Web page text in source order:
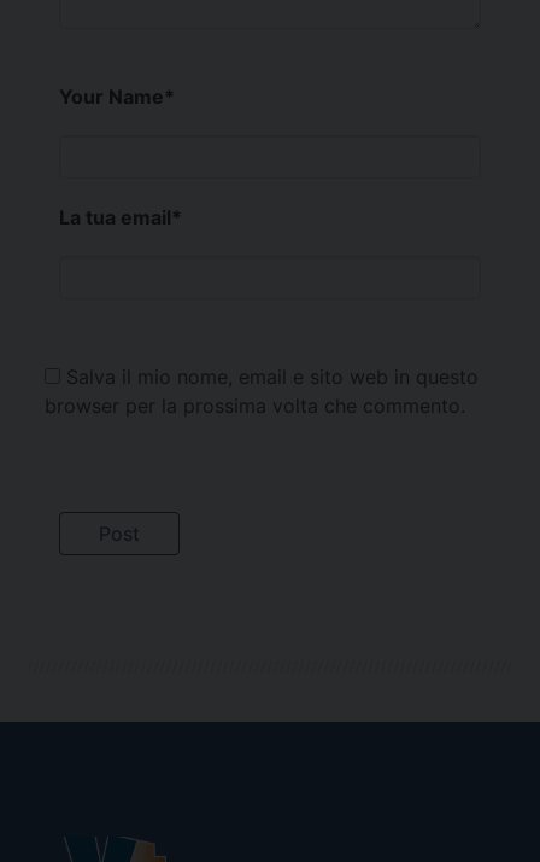
Your Name*
La tua email*
Salva il mio nome, email e sito web in questo
browser per la prossima volta che commento.